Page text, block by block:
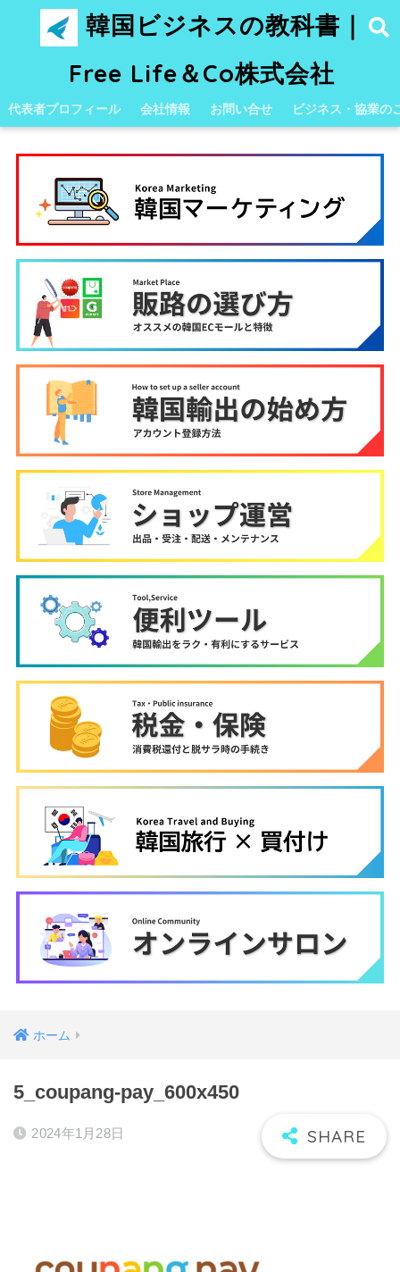
韓国ビジネスの教科書｜
Free Life＆Co株式会社
代表者プロフィール 会社情報 お問い合せ ビジネス・協業の
ホーム
5_coupang-pay_600x450
2024年1月28日